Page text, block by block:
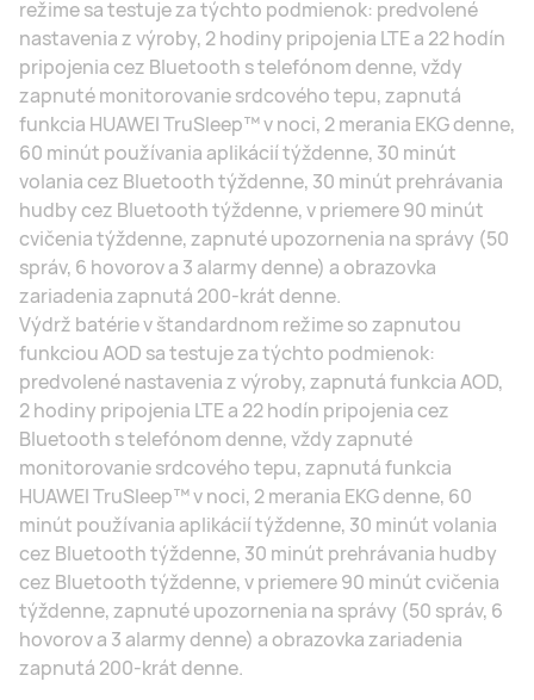
režime sa testuje za týchto podmienok: predvolené
nastavenia z výroby, 2 hodiny pripojenia LTE a 22 hodín
pripojenia cez Bluetooth s telefónom denne, vždy
zapnuté monitorovanie srdcového tepu, zapnutá
funkcia HUAWEI TruSleep™ v noci, 2 merania EKG denne,
60 minút používania aplikácií týždenne, 30 minút
volania cez Bluetooth týždenne, 30 minút prehrávania
hudby cez Bluetooth týždenne, v priemere 90 minút
cvičenia týždenne, zapnuté upozornenia na správy (50
správ, 6 hovorov a 3 alarmy denne) a obrazovka
zariadenia zapnutá 200-krát denne.
Výdrž batérie v štandardnom režime so zapnutou
funkciou AOD sa testuje za týchto podmienok:
predvolené nastavenia z výroby, zapnutá funkcia AOD,
2 hodiny pripojenia LTE a 22 hodín pripojenia cez
Bluetooth s telefónom denne, vždy zapnuté
monitorovanie srdcového tepu, zapnutá funkcia
HUAWEI TruSleep™ v noci, 2 merania EKG denne, 60
minút používania aplikácií týždenne, 30 minút volania
cez Bluetooth týždenne, 30 minút prehrávania hudby
cez Bluetooth týždenne, v priemere 90 minút cvičenia
týždenne, zapnuté upozornenia na správy (50 správ, 6
hovorov a 3 alarmy denne) a obrazovka zariadenia
zapnutá 200-krát denne.